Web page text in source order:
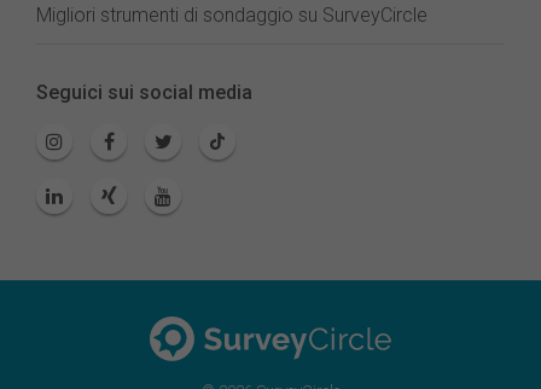
Migliori strumenti di sondaggio su SurveyCircle
Seguici sui social media